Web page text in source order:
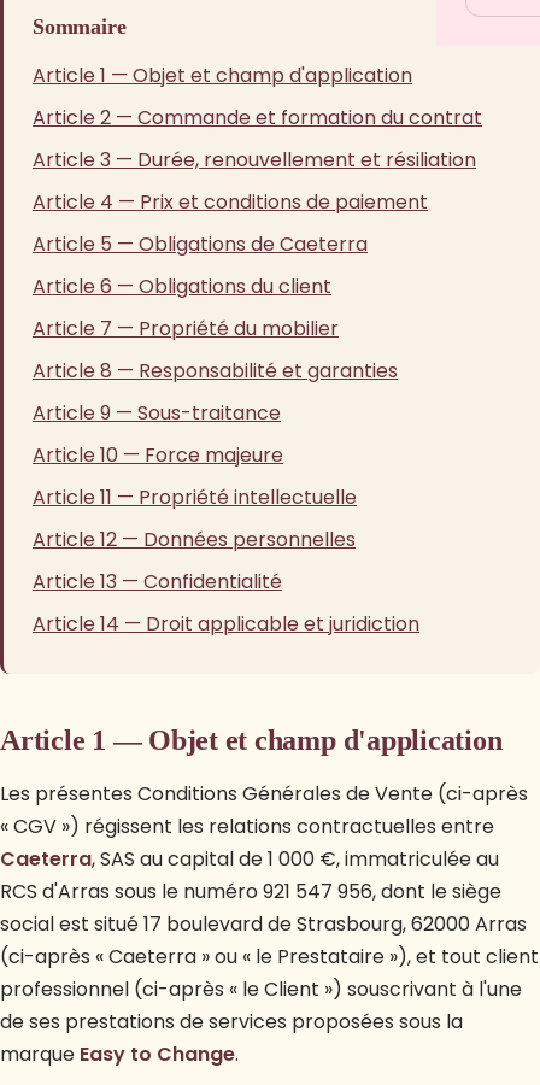
Sommaire
Article 1 — Objet et champ d'application
Article 2 — Commande et formation du contrat
Article 3 — Durée, renouvellement et résiliation
Article 4 — Prix et conditions de paiement
Article 5 — Obligations de Caeterra
Article 6 — Obligations du client
Article 7 — Propriété du mobilier
Article 8 — Responsabilité et garanties
Article 9 — Sous-traitance
Article 10 — Force majeure
Article 11 — Propriété intellectuelle
Article 12 — Données personnelles
Article 13 — Confidentialité
Article 14 — Droit applicable et juridiction
Article 1 — Objet et champ d'application
Les présentes Conditions Générales de Vente (ci-après
« CGV ») régissent les relations contractuelles entre
Caeterra, SAS au capital de 1 000 €, immatriculée au
RCS d'Arras sous le numéro 921 547 956, dont le siège
social est situé 17 boulevard de Strasbourg, 62000 Arras
(ci-après « Caeterra » ou « le Prestataire »), et tout client
professionnel (ci-après « le Client ») souscrivant à l'une
de ses prestations de services proposées sous la
marque Easy to Change.